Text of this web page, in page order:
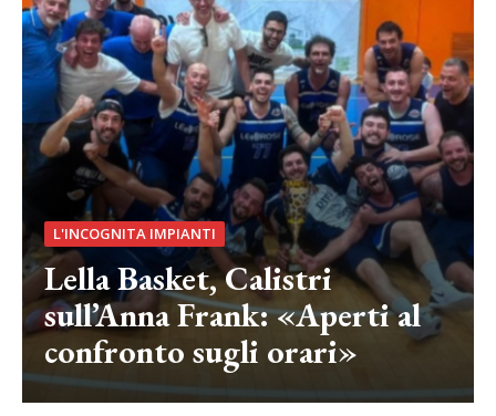
L'INCOGNITA IMPIANTI
Lella Basket, Calistri
sull’Anna Frank: «Aperti al
confronto sugli orari»